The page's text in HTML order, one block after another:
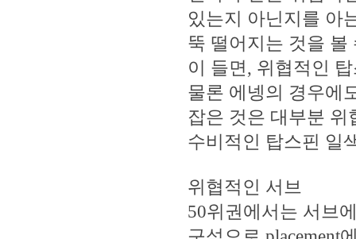
있는지 아닌지를 아
뚝 떨어지는 것을
이 들면, 위협적인
물론 에넹의 경우에
잡은 것은 대부분
수비적인 탑스핀 일
위협적인 서브
50위권에서는 서브